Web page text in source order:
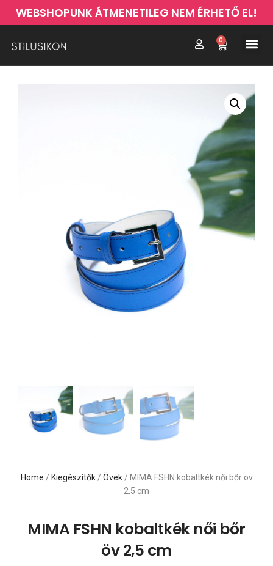
WEBSHOPUNK ÁTMENETILEG NEM ÉRHETŐ EL!
0
Home / Kiegészítők/ Övek/ MIMA FSHN kobaltkék női bőr öv
2,5 cm
MIMA FSHN kobaltkék női bőr
öv 2,5 cm